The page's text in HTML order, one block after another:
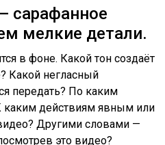
сарафанное
мелкие детали.
в фоне. Какой тон создаёт
Какой негласный
передать? По каким
каким действиям явным или
Другими словами —
это видео?